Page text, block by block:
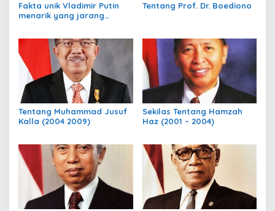
Fakta unik Vladimir Putin
menarik yang jarang
Tentang Prof. Dr. Boediono
Tentang Muhammad Jusuf
Kalla (2004 2009)
Sekilas Tentang Hamzah
Haz (2001 – 2004)